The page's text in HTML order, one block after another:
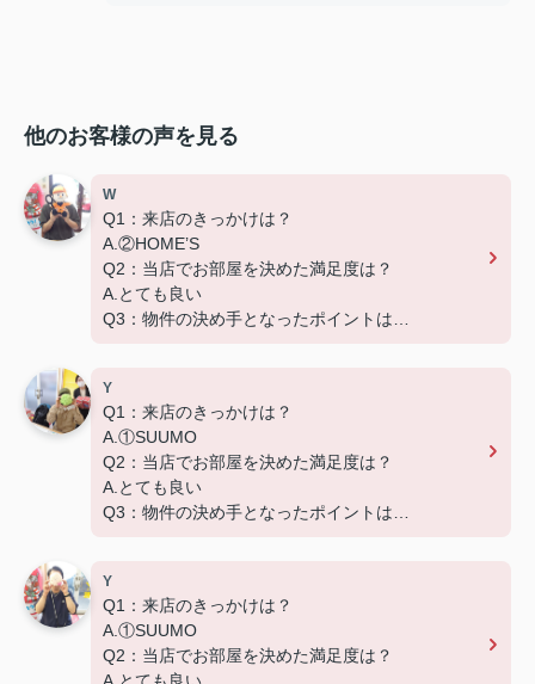
他のお客様の声を見る
W
Q1：来店のきっかけは？
A.②HOME’S
Q2：当店でお部屋を決めた満足度は？
A.とても良い
Q3：物件の決め手となったポイントは？
Y
Q1：来店のきっかけは？
A.①SUUMO
Q2：当店でお部屋を決めた満足度は？
A.とても良い
Q3：物件の決め手となったポイントは？
Y
Q1：来店のきっかけは？
A.①SUUMO
Q2：当店でお部屋を決めた満足度は？
A.とても良い